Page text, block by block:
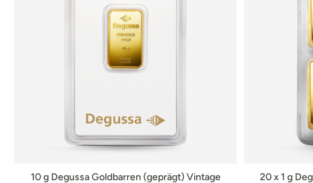
10 g Degussa Goldbarren (geprägt) Vintage 20 x 1 g